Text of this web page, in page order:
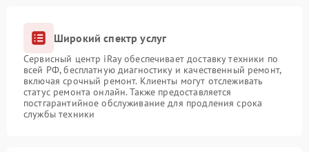
Широкий спектр услуг
Сервисный центр iRay обеспечивает доставку техники по
всей РФ, бесплатную диагностику и качественный ремонт,
включая срочный ремонт. Клиенты могут отслеживать
статус ремонта онлайн. Также предоставляется
постгарантийное обслуживание для продления срока
службы техники